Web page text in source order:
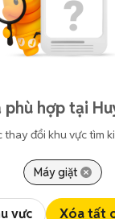
hợp tại
đổi khu vực tìm
Máy giặt
vực Xóa tất